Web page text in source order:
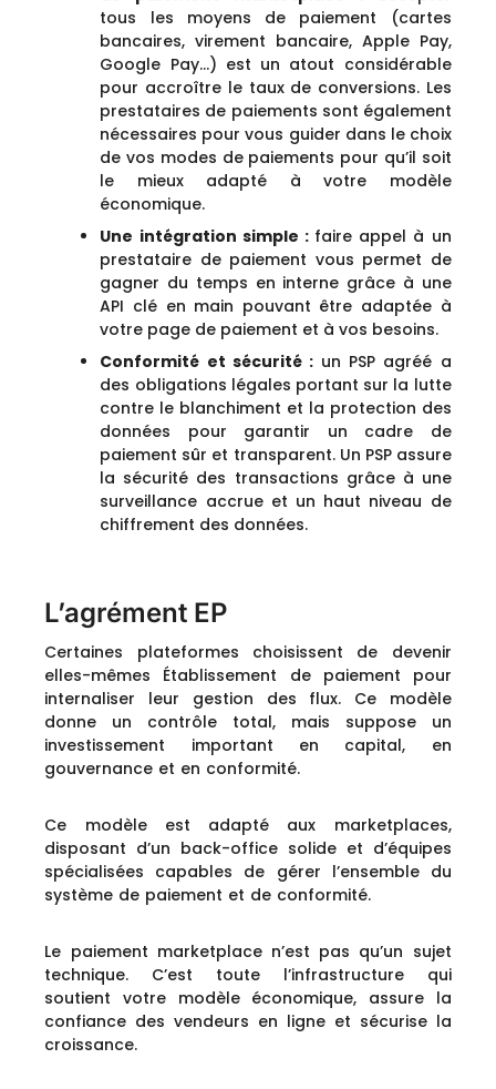
tous les moyens de paiement (cartes
bancaires, virement bancaire, Apple Pay,
Google Pay…) est un atout considérable
pour accroître le taux de conversions. Les
prestataires de paiements sont également
nécessaires pour vous guider dans le choix
de vos modes de paiements pour qu’il soit
le mieux adapté à votre modèle
économique.
Une intégration simple : faire appel à un
prestataire de paiement vous permet de
gagner du temps en interne grâce à une
API clé en main pouvant être adaptée à
votre page de paiement et à vos besoins.
Conformité et sécurité :un PSP agréé a
des obligations légales portant sur la lutte
contre le blanchiment et la protection des
données pour garantir un cadre de
paiement sûr et transparent. Un PSP assure
la sécurité des transactions grâce à une
surveillance accrue et un haut niveau de
chiffrement des données.
L’agrément EP
Certaines plateformes choisissent de devenir
elles-mêmes Établissement de paiement pour
internaliser leur gestion des flux. Ce modèle
donne un contrôle total, mais suppose un
investissement important en capital, en
gouvernance et en conformité.
Ce modèle est adapté aux marketplaces,
disposant d’un back-office solide et d’équipes
spécialisées capables de gérer l’ensemble du
système de paiement et de conformité.
Le paiement marketplace n’est pas qu’un sujet
technique. C’est toute l’infrastructure qui
soutient votre modèle économique, assure la
confiance des vendeurs en ligne et sécurise la
croissance.